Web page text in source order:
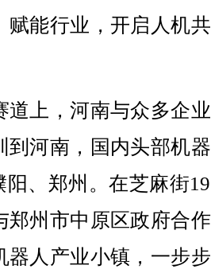
赋能行业，开启人机
上，河南与众多企
到河南，国内头部机
阳、郑州。在芝麻街
郑州市中原区政府合
器人产业小镇，一步